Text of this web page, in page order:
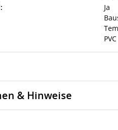
Ja
PVC
& Hinweise